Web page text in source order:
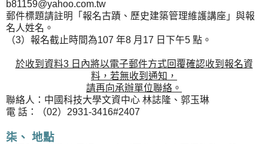
b81159@yahoo.com.tw
郵件標題請註明「報名古蹟、歷史建築管理維護講座」與報
名人姓名。
（3）報名截止時間為107 年8 月17 日下午5 點。
於收到資料3 日內將以電子郵件方式回覆確認收到報名資
料，若無收到通知，
請再向承辦單位聯絡。
聯絡人：中國科技大學文資中心 林誌隆、郭玉琳
電 話：（02）2931-3416#2407
柒、 地點